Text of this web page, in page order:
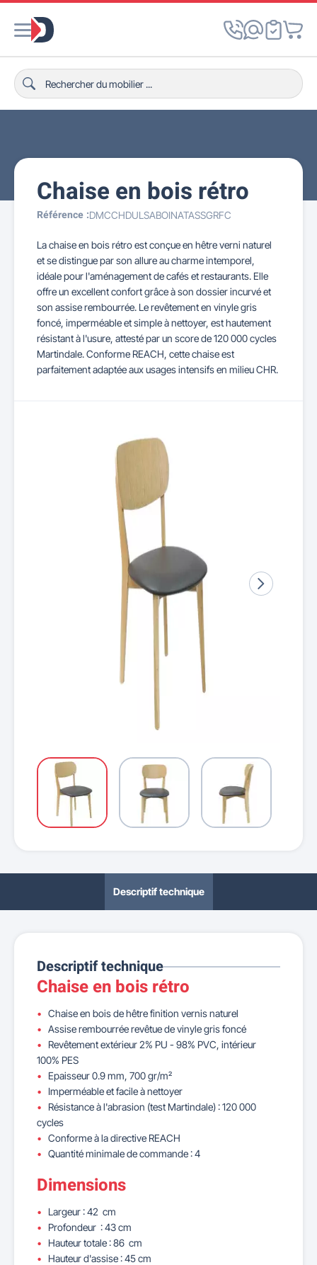
Chaise en bois rétro
Référence :DMCCHDULSABOINATASSGRFC
La chaise en bois rétro est conçue en hêtre verni naturel
et se distingue par son allure au charme intemporel,
idéale pour l'aménagement de cafés et restaurants. Elle
offre un excellent confort grâce à son dossier incurvé et
son assise rembourrée. Le revêtement en vinyle gris
foncé, imperméable et simple à nettoyer, est hautement
résistant à l'usure, attesté par un score de 120 000 cycles
Martindale. Conforme REACH, cette chaise est
parfaitement adaptée aux usages intensifs en milieu CHR.
Descriptif technique
Descriptif technique
Chaise en bois rétro
Chaise en bois de hêtre finition vernis naturel
Assise rembourrée revêtue de vinyle gris foncé
Revêtement extérieur 2% PU - 98% PVC, intérieur
100% PES
Epaisseur 0.9 mm, 700 gr/m²
Imperméable et facile à nettoyer
Résistance à l'abrasion (test Martindale) : 120 000
cycles
Conforme à la directive REACH
Quantité minimale de commande : 4
Dimensions
Largeur : 42 cm
Profondeur : 43 cm
Hauteur totale : 86 cm
Hauteur d'assise : 45 cm